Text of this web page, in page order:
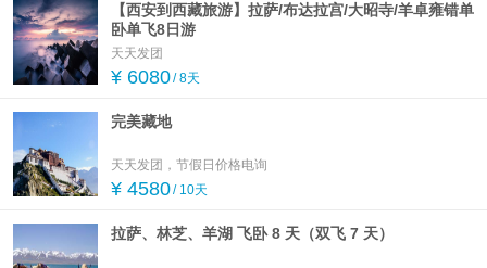
【西安到西藏旅游】拉萨/布达拉宫/大昭寺/羊卓雍错单
卧单飞8日游
天天发团
¥ 6080/ 8天
完美藏地
天天发团，节假日价格电询
¥ 4580/ 10天
拉萨、林芝、羊湖 飞卧 8 天（双飞 7 天）